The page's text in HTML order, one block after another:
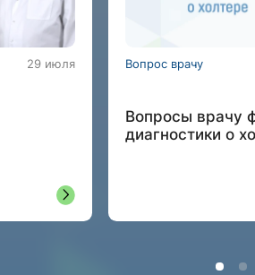
29 июля Вопрос врачу
Вопросы врачу
диагностики о